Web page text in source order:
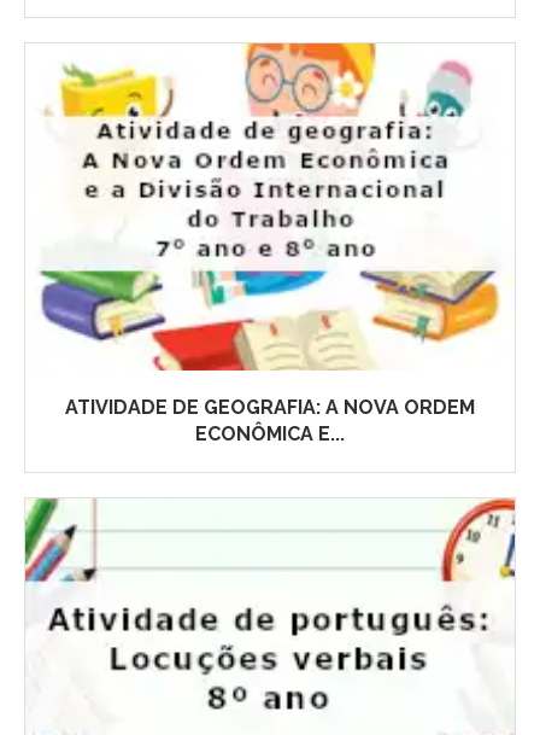
ATIVIDADE DE GEOGRAFIA: A NOVA ORDEM
ECONÔMICA E...